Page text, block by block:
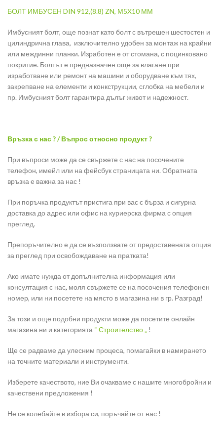
БОЛТ ИМБУСЕН DIN 912,(8.8) ZN, М5X10 ММ
Имбусният болт, още познат като болт с вътрешен шестостен и
цилиндрична глава, изключително удобен за монтаж на крайни
или междинни планки. Изработен е от стомана, с поцинковано
покритие. Болтът е предназначен още за влагане при
изработване или ремонт на машини и оборудване към тях,
закрепване на елементи и конкструкции, сглобка на мебели и
пр. Имбусният болт гарантира дълъг живот и надежност.
Връзка с нас ? / Въпрос относно продукт ?
При въпроси може да се свържете с нас на посочените
телефон, имейл или на фейсбук страницата ни. Обратната
връзка е важна за нас !
При поръчка продуктът пристига при вас с бърза и сигурна
доставка до адрес или офис на куриерска фирма с опция
преглед.
Препоръчително е да се възползвате от предоставената опция
за преглед при освобождаване на пратката!
Ако имате нужда от допълнителна информация или
консултация с нас, моля свържете се на посочения телефонен
номер, или ни посетете на място в магазина ни в гр. Разград!
За този и още подобни продукти може да посетите онлайн
магазина ни и категорията “ Строителство „ !
Ще се радваме да улесним процеса, помагайки в намирането
на точните материали и инструменти.
Изберете качеството, ние Ви очакваме с нашите многобройни и
качествени предложения !
Не се колебайте в избора си, поръчайте от нас !